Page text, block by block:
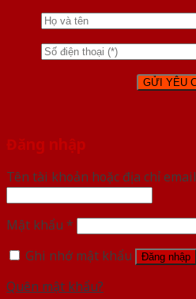
Đăng nhập
Tên tài khoản hoặc địa chỉ email
Mật khẩu *
Ghi nhớ mật khẩu
Đăng nhập
Quên mật khẩu?